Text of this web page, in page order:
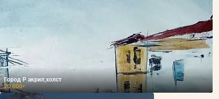
Город Р акрил,холст
20 000₽